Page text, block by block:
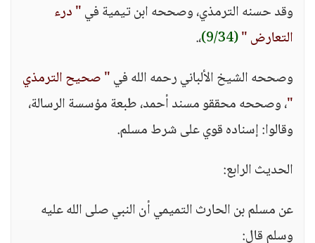
وقد حسنه الترمذي، وصححه ابن تيمية في" درء
التعارض "(9/34)
،.
وصححه الشيخ الألباني رحمه الله في" صحيح الترمذي
"، وصححه محققو مسند أحمد، طبعة مؤسسة الرسالة،
وقالوا: إسناده قوي على شرط مسلم.
الحديث الرابع:
عن مسلم بن الحارث التميمي أن النبي صلى الله عليه
وسلم قال: